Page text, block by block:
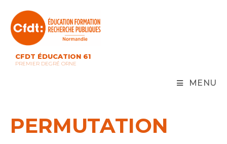
content
CFDT ÉDUCATION 61
PREMIER DEGRÉ ORNE
MENU
PERMUTATION